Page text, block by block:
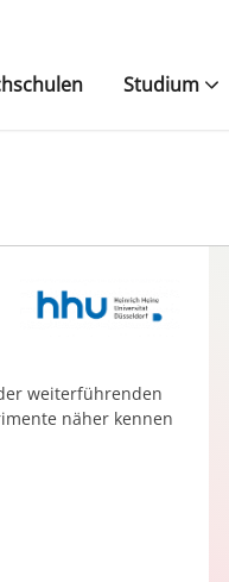
Studium
weiterführenden
näher kennen